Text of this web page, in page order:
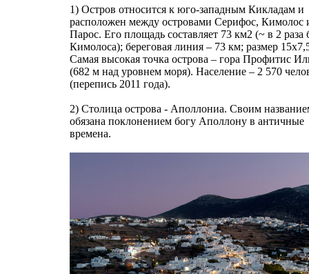
1) Остров относится к юго-западным Кикладам и
расположен между островами Серифос, Кимолос
Парос. Его площадь составляет 73 км2 (~ в 2 раза
Кимолоса); береговая линия – 73 км; размер
Самая высокая точка острова – гора Профитис
(682 м над уровнем моря). Население – 2 570
(перепись 2011 года).
2) Столица острова - Аполлониа. Своим
обязана поклонением богу Аполлону в античные
времена.